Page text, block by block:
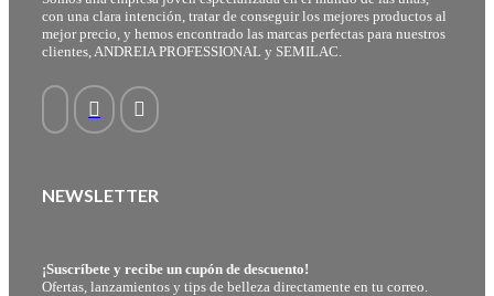
con una clara intención, tratar de conseguir los mejores productos al
mejor precio, y hemos encontrado las marcas perfectas para nuestros
clientes, ANDREIA PROFESSIONAL y SEMILAC.
NEWSLETTER
¡Suscríbete y recibe un cupón de descuento!
Ofertas, lanzamientos y tips de belleza directamente en tu correo.